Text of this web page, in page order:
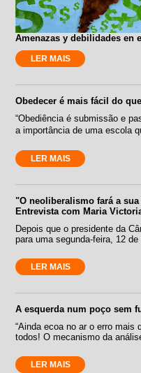
Amenazas y debilidades en
LER MAIS
Obedecer é mais fácil do
“Obediência é submissão e
a importância de uma escola
LER MAIS
"O neoliberalismo fará a
Entrevista com Maria
Depois que o presidente da
para uma segunda-feira, 12
LER MAIS
A esquerda num poço sem
“Ainda ecoa no ar o erro mais
todos! O mecanismo da
LER MAIS